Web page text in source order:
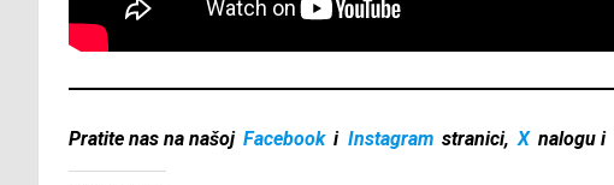
Pratite nas na našoj Facebook i Instagram stranici, X nalogu i